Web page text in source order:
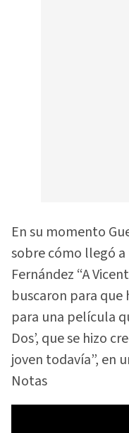
En su momento
sobre cómo llegó
Fernández “A
buscaron para que
para una película
Dos’, que se hizo
joven todavía”, en
Notas